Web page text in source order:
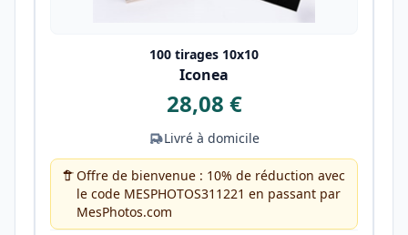
100 tirages 10x10
Iconea
28,08 €
Livré à domicile
Offre de bienvenue : 10% de réduction avec
le code MESPHOTOS311221 en passant par
MesPhotos.com